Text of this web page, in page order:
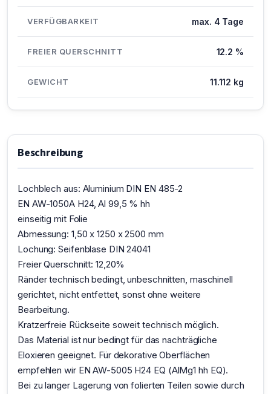
VERFÜGBARKEIT max. 4 Tage
FREIER QUERSCHNITT 12.2 %
GEWICHT 11.112 kg
Beschreibung
Lochblech aus: Aluminium DIN EN 485-2
EN AW-1050A H24, Al 99,5 % hh
einseitig mit Folie
Abmessung: 1,50 x 1250 x 2500 mm
Lochung: Seifenblase DIN 24041
Freier Querschnitt: 12,20%
Ränder technisch bedingt, unbeschnitten, maschinell
gerichtet, nicht entfettet, sonst ohne weitere
Bearbeitung.
Kratzerfreie Rückseite soweit technisch möglich.
Das Material ist nur bedingt für das nachträgliche
Eloxieren geeignet. Für dekorative Oberflächen
empfehlen wir EN AW-5005 H24 EQ (AlMg1 hh EQ).
Bei zu langer Lagerung von folierten Teilen sowie durch